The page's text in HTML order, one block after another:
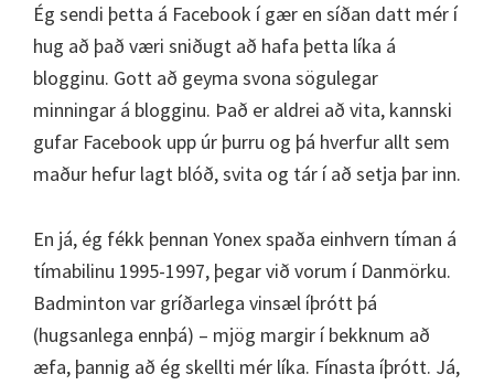
Ég sendi þetta á Facebook í gær en síðan datt mér í
hug að það væri sniðugt að hafa þetta líka á
blogginu. Gott að geyma svona sögulegar
minningar á blogginu. Það er aldrei að vita, kannski
gufar Facebook upp úr þurru og þá hverfur allt sem
maður hefur lagt blóð, svita og tár í að setja þar inn.
En já, ég fékk þennan Yonex spaða einhvern tíman á
tímabilinu 1995-1997, þegar við vorum í Danmörku.
Badminton var gríðarlega vinsæl íþrótt þá
(hugsanlega ennþá) – mjög margir í bekknum að
æfa, þannig að ég skellti mér líka. Fínasta íþrótt. Já,